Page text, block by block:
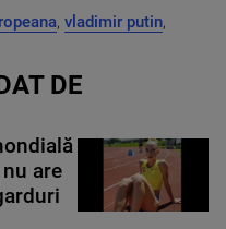
, vladimir putin,
DE
are